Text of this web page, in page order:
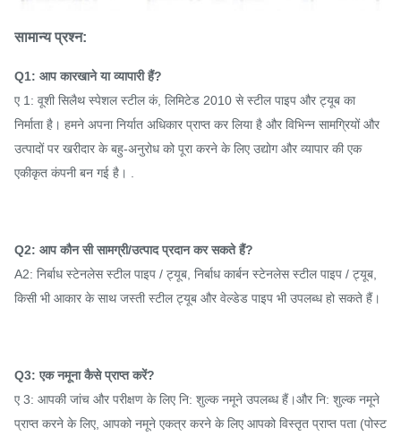
सामान्य प्रश्न:
Q1: आप कारखाने या व्यापारी हैं?
ए 1: वूशी सिलैथ स्पेशल स्टील कं, लिमिटेड 2010 से स्टील पाइप और ट्यूब का
निर्माता है। हमने अपना निर्यात अधिकार प्राप्त कर लिया है और विभिन्न सामग्रियों और
उत्पादों पर खरीदार के बहु-अनुरोध को पूरा करने के लिए उद्योग और व्यापार की एक
एकीकृत कंपनी बन गई है। .
Q2: आप कौन सी सामग्री/उत्पाद प्रदान कर सकते हैं?
A2: निर्बाध स्टेनलेस स्टील पाइप / ट्यूब, निर्बाध कार्बन स्टेनलेस स्टील पाइप / ट्यूब,
किसी भी आकार के साथ जस्ती स्टील ट्यूब और वेल्डेड पाइप भी उपलब्ध हो सकते हैं।
Q3: एक नमूना कैसे प्राप्त करें?
ए 3: आपकी जांच और परीक्षण के लिए नि: शुल्क नमूने उपलब्ध हैं।और नि: शुल्क नमूने
प्राप्त करने के लिए, आपको नमूने एकत्र करने के लिए आपको विस्तृत प्राप्त पता (पोस्ट